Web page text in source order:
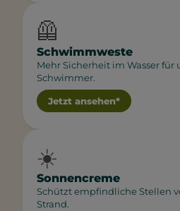
🦺
Schwimmweste
Mehr Sicherheit im Wasser
Schwimmer.
Jetzt ansehen*
☀️
Sonnencreme
Schützt empfindliche Stellen
Strand.